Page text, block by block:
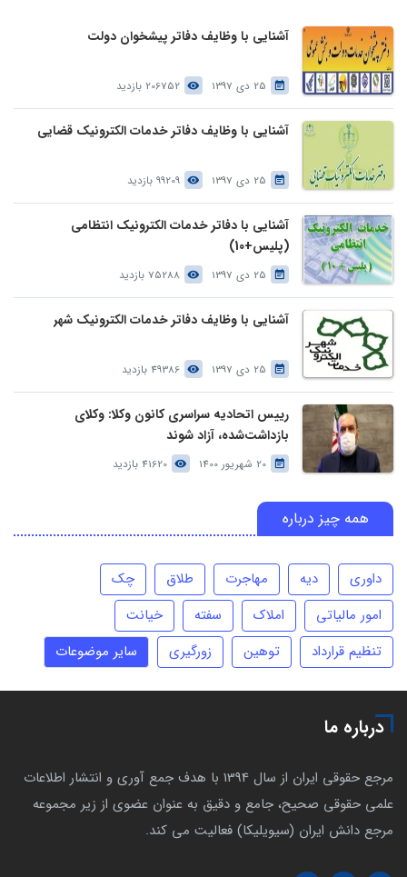
آشنایی با وظایف دفاتر پیشخوان دولت
25 دی 1397 206752 بازدید
آشنایی با وظایف دفاتر خدمات الکترونیک قضایی
25 دی 1397 99209 بازدید
آشنایی با دفاتر خدمات الکترونیک انتظامی
(پلیس+10)
25 دی 1397 75288 بازدید
آشنایی با وظایف دفاتر خدمات الکترونیک شهر
25 دی 1397 49386 بازدید
رییس اتحادیه سراسری کانون وکلا: وکلای
بازداشت‌شده، آزاد شوند
20 شهریور 1400 41620 بازدید
همه چیز درباره
داوری دیه مهاجرت طلاق
چک
امور مالیاتی
املاک سفته
خیانت
تنظیم قرارداد
توهین زورگیری سایر موضوعات
درباره ما
مرجع حقوقی ایران از سال 1394 با هدف جمع آوری و انتشار اطلاعات
علمی حقوقی صحیح، جامع و دقیق به عنوان عضوی از زیر مجموعه
مرجع دانش ایران (سیویلیکا) فعالیت می کند.